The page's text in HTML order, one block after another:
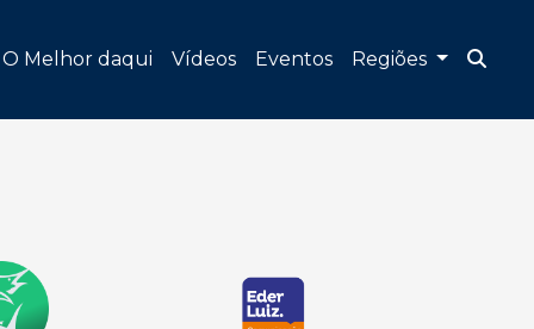
O Melhor daqui Vídeos Eventos Regiões